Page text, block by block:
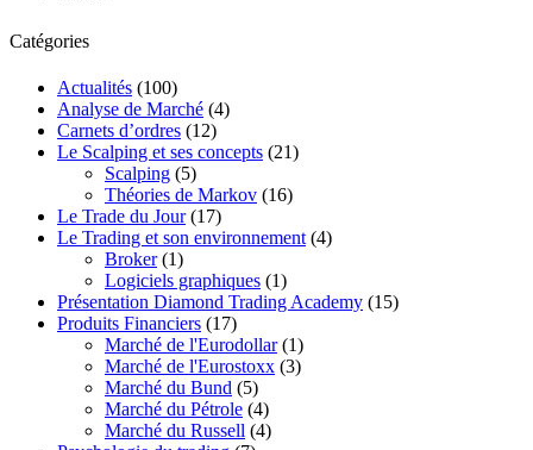
Catégories
Actualités (100)
Analyse de Marché (4)
Carnets d’ordres (12)
Le Scalping et ses concepts (21)
Scalping (5)
Théories de Markov (16)
Le Trade du Jour(17)
Le Trading et son environnement (4)
Broker(1)
Logiciels graphiques (1)
Présentation Diamond Trading Academy (15)
Produits Financiers (17)
Marché de l'Eurodollar(1)
Marché de l'Eurostoxx (3)
Marché du Bund (5)
Marché du Pétrole (4)
Marché du Russell (4)